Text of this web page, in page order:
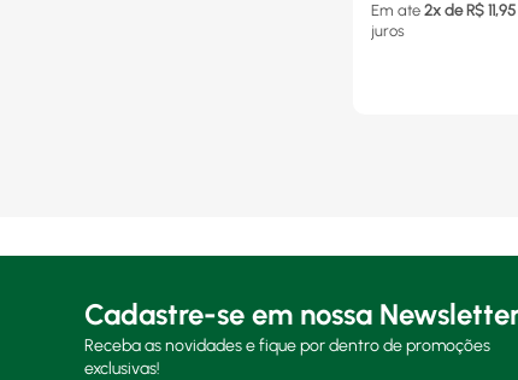
Em ate 2x de R$ 11,95
juros
Cadastre-se em nossa
Receba as novidades e fique por dentro de promoções
exclusivas!